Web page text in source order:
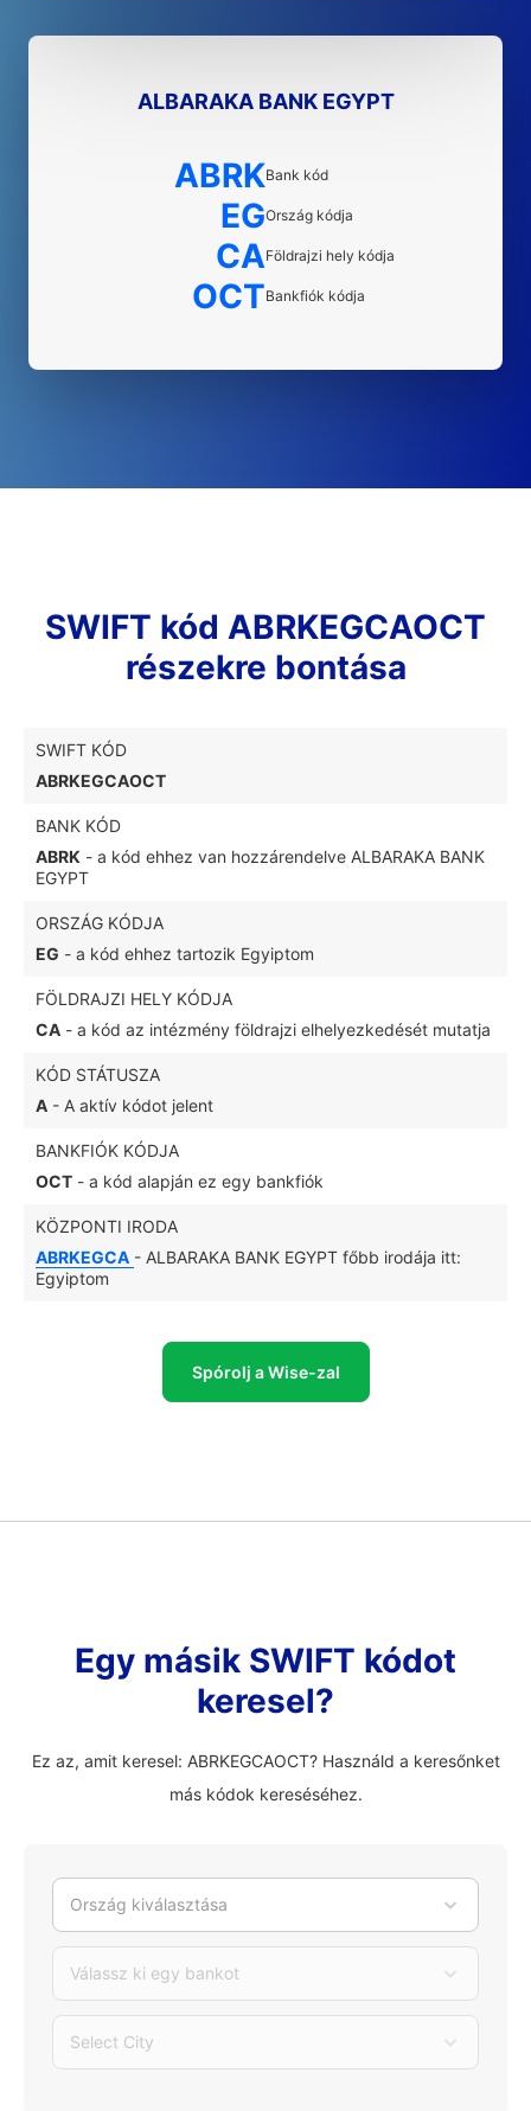
ALBARAKA BANK EGYPT
ABRKBank kód
EGOrszág kódja
CAFöldrajzi hely kódja
OCTBankfiók kódja
SWIFT kód ABRKEGCAOCT
részekre bontása
SWIFT KÓD
ABRKEGCAOCT
BANK KÓD
ABRK - a kód ehhez van hozzárendelve ALBARAKA BANK
EGYPT
ORSZÁG KÓDJA
EG - a kód ehhez tartozik Egyiptom
FÖLDRAJZI HELY KÓDJA
CA - a kód az intézmény földrajzi elhelyezkedését mutatja
KÓD STÁTUSZA
A - A aktív kódot jelent
BANKFIÓK KÓDJA
OCT - a kód alapján ez egy bankfiók
KÖZPONTI IRODA
ABRKEGCA - ALBARAKA BANK EGYPT főbb irodája itt:
Egyiptom
Spórolj a Wise-zal
Egy másik SWIFT kódot
keresel?
Ez az, amit keresel: ABRKEGCAOCT? Használd a keresőnket
más kódok kereséséhez.
Ország kiválasztása
Válassz ki egy bankot
Select City